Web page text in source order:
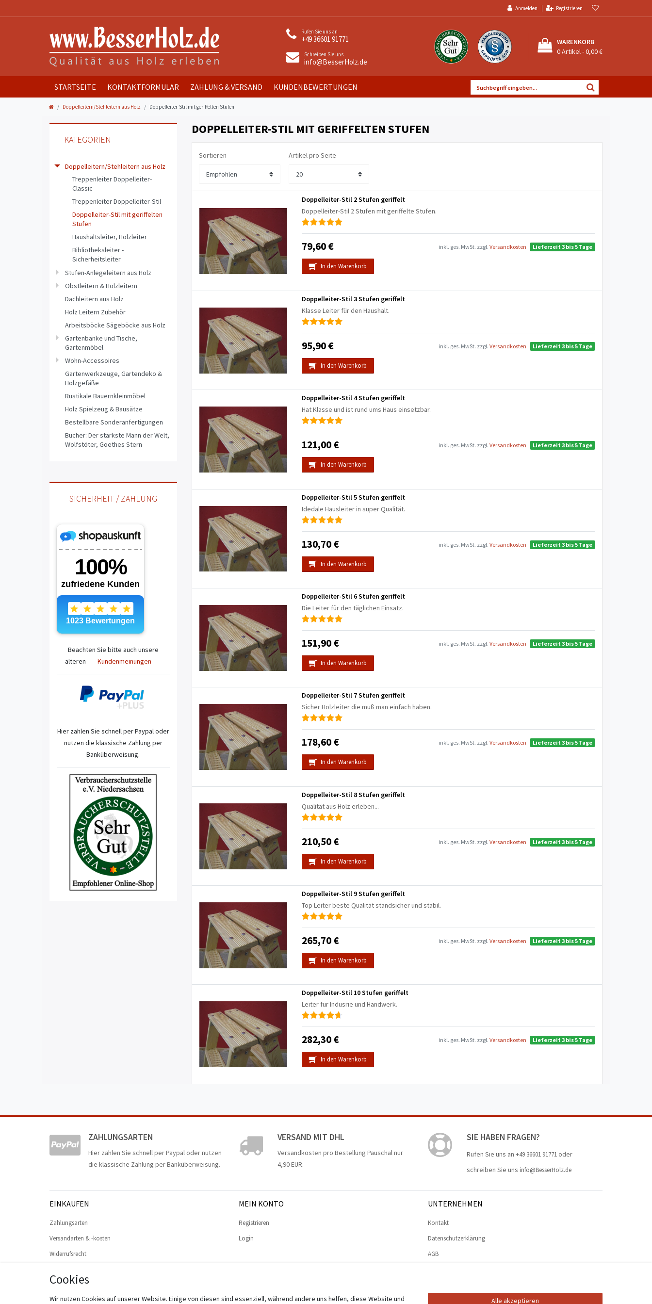
Anmelden Registrieren
Rufen Sie uns an
+49 36601 91771
Schreiben Sie uns
info@BesserHolz.de
WARENKORB
0Artikel -0,00 €
STARTSEITE KONTAKTFORMULAR ZAHLUNG & VERSAND KUNDENBEWERTUNGEN
Doppelleitern/Stehleitern aus Holz Doppelleiter-Stil mit geriffelten Stufen
KATEGORIEN
Doppelleitern/Stehleitern aus Holz
Treppenleiter Doppelleiter-
Classic
Treppenleiter Doppelleiter-Stil
Doppelleiter-Stil mit geriffelten
Stufen
Haushaltsleiter, Holzleiter
Bibliotheksleiter -
Sicherheitsleiter
Stufen-Anlegeleitern aus Holz
Obstleitern & Holzleitern
Dachleitern aus Holz
Holz Leitern Zubehör
Arbeitsböcke Sägeböcke aus Holz
Gartenbänke und Tische,
Gartenmöbel
Wohn-Accessoires
Gartenwerkzeuge, Gartendeko &
Holzgefäße
Rustikale Bauernkleinmöbel
Holz Spielzeug & Bausätze
Bestellbare Sonderanfertigungen
Bücher: Der stärkste Mann der Welt,
Wolfstöter, Goethes Stern
SICHERHEIT / ZAHLUNG
Beachten Sie bitte auch unsere
älteren
Kundenmeinungen
Hier zahlen Sie schnell per Paypal oder
nutzen die klassische Zahlung per
Banküberweisung.
DOPPELLEITER-STIL MIT GERIFFELTEN STUFEN
Sortieren Artikel pro Seite
Doppelleiter-Stil 2 Stufen geriffelt
Doppelleiter-Stil 2 Stufen mit geriffelte Stufen.
79,60 € inkl. ges. MwSt. zzgl.Versandkosten Lieferzeit 3 bis 5 Tage
In den Warenkorb
Doppelleiter-Stil 3 Stufen geriffelt
Klasse Leiter für den Haushalt.
95,90 € inkl. ges. MwSt. zzgl.Versandkosten Lieferzeit 3 bis 5 Tage
In den Warenkorb
Doppelleiter-Stil 4 Stufen geriffelt
Hat Klasse und ist rund ums Haus einsetzbar.
121,00 € inkl. ges. MwSt. zzgl.Versandkosten Lieferzeit 3 bis 5 Tage
In den Warenkorb
Doppelleiter-Stil 5 Stufen geriffelt
Idedale Hausleiter in super Qualität.
130,70 € inkl. ges. MwSt. zzgl.Versandkosten Lieferzeit 3 bis 5 Tage
In den Warenkorb
Doppelleiter-Stil 6 Stufen geriffelt
Die Leiter für den täglichen Einsatz.
151,90 € inkl. ges. MwSt. zzgl.Versandkosten Lieferzeit 3 bis 5 Tage
In den Warenkorb
Doppelleiter-Stil 7 Stufen geriffelt
Sicher Holzleiter die muß man einfach haben.
178,60 € inkl. ges. MwSt. zzgl.Versandkosten Lieferzeit 3 bis 5 Tage
In den Warenkorb
Doppelleiter-Stil 8 Stufen geriffelt
Qualität aus Holz erleben...
210,50 € inkl. ges. MwSt. zzgl.Versandkosten Lieferzeit 3 bis 5 Tage
In den Warenkorb
Doppelleiter-Stil 9 Stufen geriffelt
Top Leiter beste Qualität standsicher und stabil.
265,70 € inkl. ges. MwSt. zzgl.Versandkosten Lieferzeit 3 bis 5 Tage
In den Warenkorb
Doppelleiter-Stil 10 Stufen geriffelt
Leiter für Indusrie und Handwerk.
282,30 € inkl. ges. MwSt. zzgl.Versandkosten Lieferzeit 3 bis 5 Tage
In den Warenkorb
ZAHLUNGSARTEN
Hier zahlen Sie schnell per Paypal oder nutzen
die klassische Zahlung per Banküberweisung.
VERSAND MIT DHL
Versandkosten pro Bestellung Pauschal nur
4,90 EUR.
SIE HABEN FRAGEN?
Rufen Sie uns an +49 36601 91771oder
schreiben Sie uns info@BesserHolz.de
EINKAUFEN
Zahlungsarten
Versandarten & -kosten
Widerrufsrecht
Zur Kasse
Hilfe
MEIN KONTO
Registrieren
Login
UNTERNEHMEN
Kontakt
Datenschutzerklärung
AGB
Cookies
Wir nutzen Cookies auf unserer Website. Einige von diesen sind essenziell, während andere uns helfen, diese Website und Alle akzeptieren